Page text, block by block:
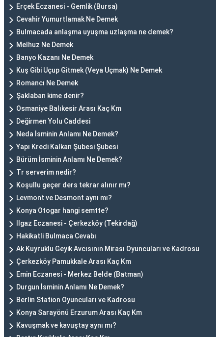
Erçek Eczanesi - Gemlik (Bursa)
Cevahir Yumurtlamak Ne Demek
Bulmacada anlaşma uyuşma uzlaşma ne demek?
Melhuz Ne Demek
Banyo Kazanı Ne Demek
Kuş Gibi Uçup Gitmek (Veya Uçmak) Ne Demek
Romancı Ne Demek
Şaklaban kime denir?
Osmaniye Balıkesir Arası Kaç Km
Değirmen Yolu Caddesi
Neda İsminin Anlamı Ne Demek?
Yapı Kredi Kalkan Şubesi Şubesi
Bürüm İsminin Anlamı Ne Demek?
Tr serverim nedir?
Koşullu geçer ders tekrar alınır mı?
Levmont ve Desmont aynı mı?
Konya Otogar hangi semtte?
Ilgaz Eczanesi - Çerkezköy (Tekirdağ)
Hakikatli Bulmaca Cevabı
Ak Kuyruklu Geyik Avcısının Mirası Oyuncuları ve Kadrosu
Çerkezköy Pamukkale Arası Kaç Km
Emin Eczanesi - Merkez Belde (Batman)
Durgun İsminin Anlamı Ne Demek?
Berlin Station Oyuncuları ve Kadrosu
Konya Sarayönü Erzurum Arası Kaç Km
Kavuşmak ve kavuştay aynı mı?